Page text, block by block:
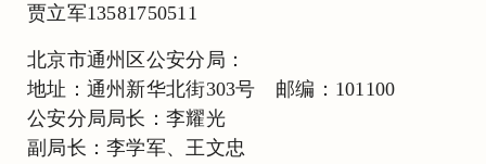
贾立军13581750511
北京市通州区公安分局：
地址：通州新华北街303号 邮编：101100
公安分局局长：李耀光
副局长：李学军、王文忠